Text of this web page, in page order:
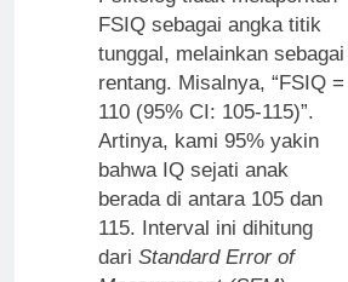
FSIQ sebagai angka titik
tunggal, melainkan sebagai
rentang. Misalnya, “FSIQ =
110 (95% CI: 105-115)”.
Artinya, kami 95% yakin
bahwa IQ sejati anak
berada di antara 105 dan
115. Interval ini dihitung
dari Standard Error of